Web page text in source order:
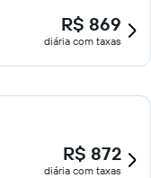
R$ 869
diária com taxas
R$ 872
diária com taxas